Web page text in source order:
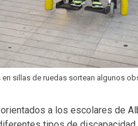
sillas de ruedas sortean algunos
a los escolares de